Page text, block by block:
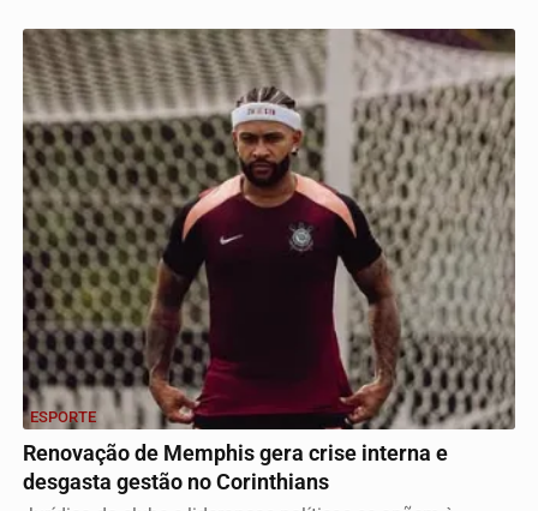
ESPORTE
Renovação de Memphis gera crise interna e
desgasta gestão no Corinthians